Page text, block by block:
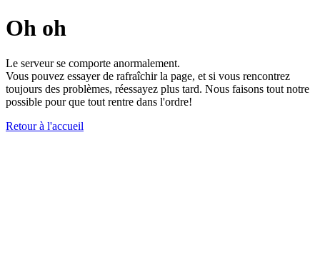
Oh oh
Le serveur se comporte anormalement.
Vous pouvez essayer de rafraîchir la page, et si vous rencontrez
toujours des problèmes, réessayez plus tard. Nous faisons tout notre
possible pour que tout rentre dans l'ordre!
Retour à l'accueil